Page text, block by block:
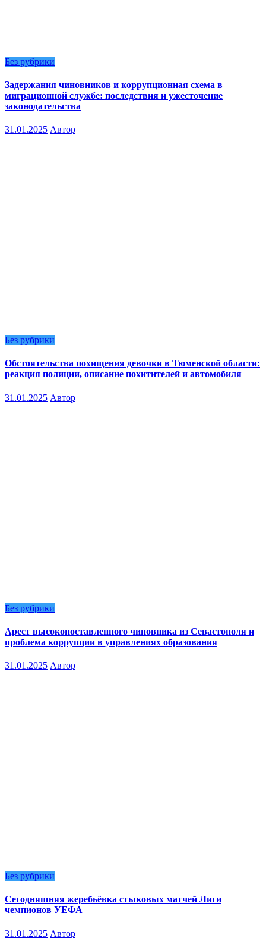
Без рубрики
Задержания чиновников и коррупционная схема в
миграционной службе: последствия и ужесточение
законодательства
31.01.2025 Автор
Без рубрики
Обстоятельства похищения девочки в Тюменской области:
реакция полиции, описание похитителей и автомобиля
31.01.2025 Автор
Без рубрики
Арест высокопоставленного чиновника из Севастополя и
проблема коррупции в управлениях образования
31.01.2025 Автор
Без рубрики
Сегодняшняя жеребьёвка стыковых матчей Лиги
чемпионов УЕФА
31.01.2025 Автор